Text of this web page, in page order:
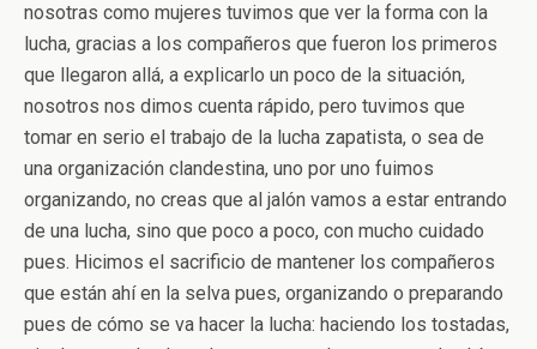
nosotras como mujeres tuvimos que ver la forma con la
lucha, gracias a los compañeros que fueron los primeros
que llegaron allá, a explicarlo un poco de la situación,
nosotros nos dimos cuenta rápido, pero tuvimos que
tomar en serio el trabajo de la lucha zapatista, o sea de
una organización clandestina, uno por uno fuimos
organizando, no creas que al jalón vamos a estar entrando
de una lucha, sino que poco a poco, con mucho cuidado
pues. Hicimos el sacrificio de mantener los compañeros
que están ahí en la selva pues, organizando o preparando
pues de cómo se va hacer la lucha: haciendo los tostadas,